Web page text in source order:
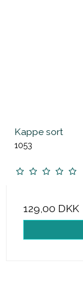
Kappe sort
1053
129,00 DKK